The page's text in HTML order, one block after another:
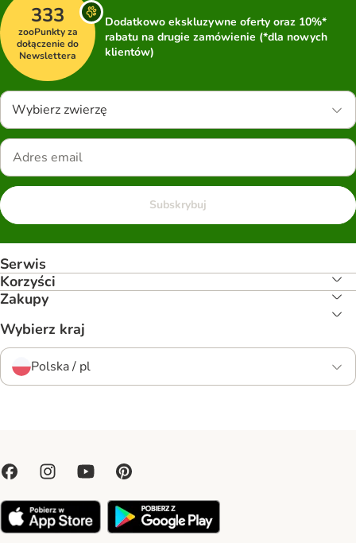
333
zooPunkty za
dołączenie do
Newslettera
Dodatkowo ekskluzywne oferty oraz 10%*
rabatu na drugie zamówienie (*dla nowych
klientów)
Wybierz zwierzę
Subskrybuj
Serwis
Korzyści
Zakupy
Wybierz kraj
Polska / pl